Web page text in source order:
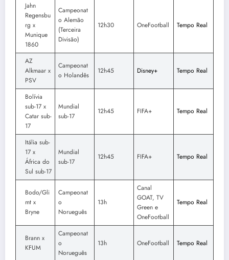
Jahn
Regensbu
rg x
Munique
1860
Campeonat
o Alemão
(Terceira
Divisão)
12h30 OneFootball Tempo Real
AZ
Alkmaar x
PSV
Campeonat
o Holandês
12h45 Disney+ Tempo Real
Bolívia
sub-17 x
Catar sub-
17
Mundial
sub-17
12h45 FIFA+ Tempo Real
Itália sub-
17 x
África do
Sul sub-17
Mundial
sub-17
12h45 FIFA+ Tempo Real
Bodo/Gli
mt x
Bryne
Campeonat
o
Norueguês
13h
Canal
GOAT, TV
Green e
OneFootball
Tempo Real
Brann x
KFUM
Campeonat
o
Norueguês
13h OneFootball Tempo Real